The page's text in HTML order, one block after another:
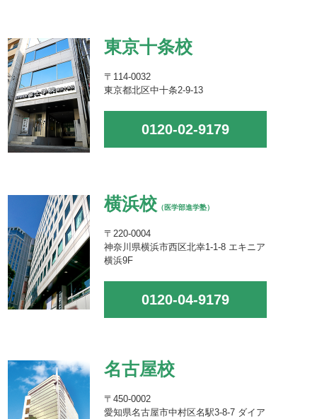
東京十条校
〒114-0032
東京都北区中十条2-9-13
0120-02-9179
横浜校 （医学部進学塾）
〒220-0004
神奈川県横浜市西区北幸1-1-8 エキニア
横浜9F
0120-04-9179
名古屋校
〒450-0002
愛知県名古屋市中村区名駅3-8-7 ダイア